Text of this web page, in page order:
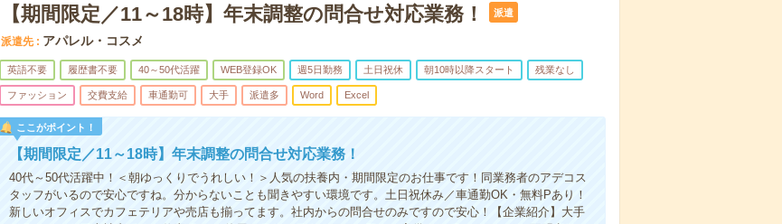
【期間限定／11～18時】年末調整の問合せ対応業務！ 派遣
派遣先 アパレル・コスメ
英語不要 履歴書不要 40～50代活躍 WEB登録OK 週5日勤務 土日祝休 朝10時以降スタート 残業なし
ファッション 交費支給 車通勤可 大手 派遣多 Word Excel
ここがポイント！
【期間限定／11～18時】年末調整の問合せ対応業務！
40代～50代活躍中！＜朝ゆっくりでうれしい！＞人気の扶養内・期間限定のお仕事です！同業務者のアデコス
タッフがいるので安心ですね。分からないことも聞きやすい環境です。土日祝休み／車通勤OK・無料Pあり！
新しいオフィスでカフェテリアや売店も揃ってます。社内からの問合せのみですので安心！【企業紹介】大手